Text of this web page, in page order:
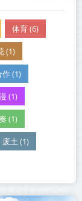
体育 (6)
(1)
(1)
(1)
(1)
废土 (1)